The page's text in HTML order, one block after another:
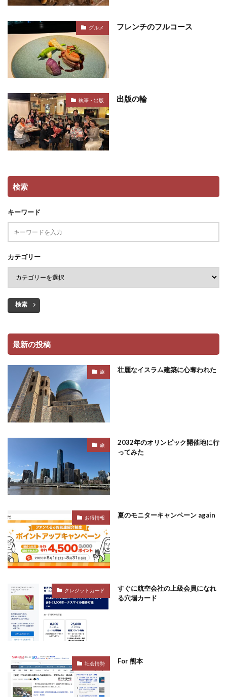
グルメ フレンチのフルコース
執筆・出版 出版の輪
検索
キーワード
カテゴリー
検索
最新の投稿
旅 壮麗なイスラム建築に心奪われた
旅
2032年のオリンピック開催地に行
ってみた
お得情報 夏のモニターキャンペーン again
クレジットカード
すぐに航空会社の上級会員になれ
る穴場カード
社会情勢 For 熊本